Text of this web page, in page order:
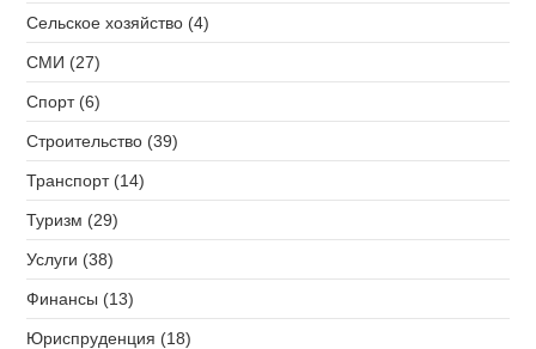
Сельское хозяйство (4)
СМИ (27)
Спорт (6)
Строительство (39)
Транспорт (14)
Туризм (29)
Услуги (38)
Финансы (13)
Юриспруденция (18)